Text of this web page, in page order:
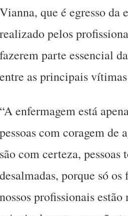
Vianna, que é egresso da
realizado pelos
fazerem parte essencial
entre as principais
“A enfermagem está
pessoas com coragem de
são com certeza,
desalmadas, porque só
nossos profissionais